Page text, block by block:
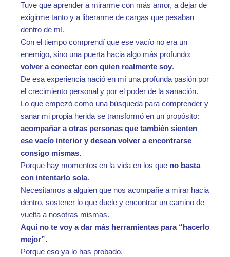
Tuve que aprender a mirarme con más amor, a dejar de
exigirme tanto y a liberarme de cargas que pesaban
dentro de mí.
Con el tiempo comprendí que ese vacío no era un
enemigo, sino una puerta hacia algo más profundo:
volver a conectar con quien realmente soy.
De esa experiencia nació en mí una profunda pasión por
el crecimiento personal y por el poder de la sanación.
Lo que empezó como una búsqueda para comprender y
sanar mi propia herida se transformó en un propósito:
acompañar a otras personas que también sienten
ese vacío interior y desean volver a encontrarse
consigo mismas.
Porque hay momentos en la vida en los que no basta
con intentarlo sola.
Necesitamos a alguien que nos acompañe a mirar hacia
dentro, sostener lo que duele y encontrar un camino de
vuelta a nosotras mismas.
Aquí no te voy a dar más herramientas para “hacerlo
mejor”.
Porque eso ya lo has probado.